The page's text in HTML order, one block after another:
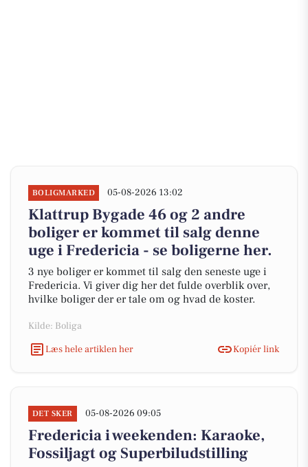
BOLIGMARKED 05-08-2026 13:02
Klattrup Bygade 46 og 2 andre
boliger er kommet til salg denne
uge i Fredericia - se boligerne her.
3 nye boliger er kommet til salg den seneste uge i
Fredericia. Vi giver dig her det fulde overblik over,
hvilke boliger der er tale om og hvad de koster.
Kilde: Boliga
Læs hele artiklen her
Kopiér link
DET SKER 05-08-2026 09:05
Fredericia i weekenden: Karaoke,
Fossiljagt og Superbiludstilling